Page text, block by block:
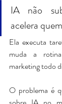
IA não
acelera
Ela executa
muda a
marketing todo
O problema é